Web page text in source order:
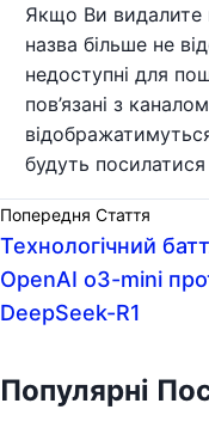
Якщо Ви видалите
назва більше не
недоступні для
пов’язані з
будуть
Попередня Стаття
Технологічний
OpenAI o3-mini
DeepSeek-R1
Популярні